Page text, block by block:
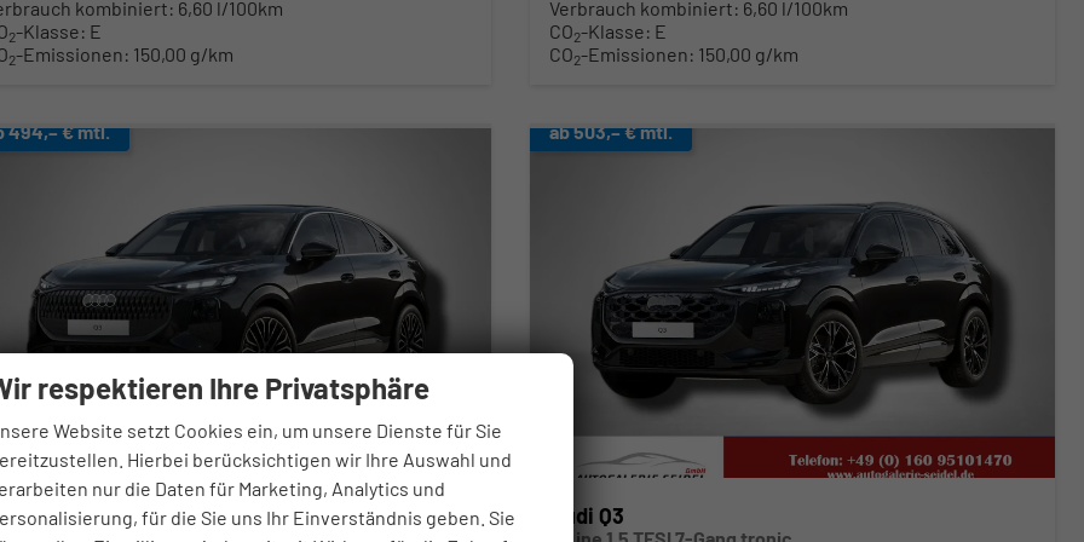
kombiniert: 6,60 l/100km
2-Klasse: E
2-Emissionen: 150,00 g/km
Verbrauch kombiniert: 6,60 l/100km
CO2-Klasse: E
CO2-Emissionen: 150,00 g/km
494,– € mtl.
Q3
ab 503,– € mtl.
Audi Q3
respektieren Ihre Privatsphäre
Website setzt Cookies ein, um unsere Dienste für Sie
Hierbei berücksichtigen wir Ihre Auswahl und
nur die Daten für Marketing, Analytics und
für die Sie uns Ihr Einverständnis geben. Sie